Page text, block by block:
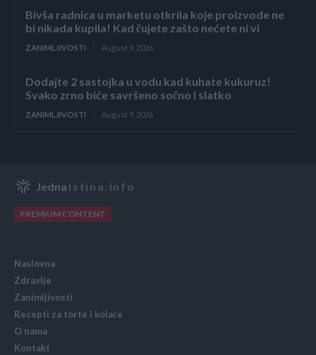
Bivša radnica u marketu otkrila koje proizvode ne
bi nikada kupila! Kad čujete zašto nećete ni vi
ZANIMLJIVOSTI August 9, 2026
Dodajte 2 sastojka u vodu kad kuhate kukuruz!
Svako zrno biće savršeno sočno i slatko
ZANIMLJIVOSTI August 9, 2026
Jedna Istina.info
PREMIUM CONTENT
Naslovna
Zdravlje
Zanimljivosti
Recepti za torte i kolače
O nama
Kontakt